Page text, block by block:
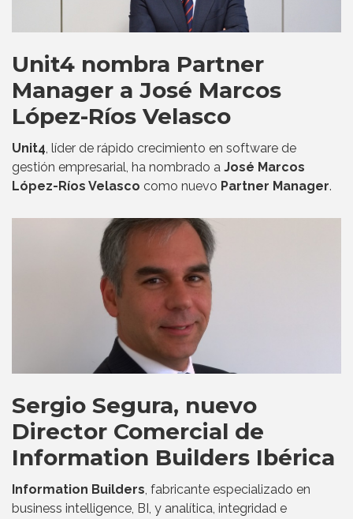
Unit4 nombra Partner
Manager a José Marcos
López-Ríos Velasco
Unit4, líder de rápido crecimiento en software de
gestión empresarial, ha nombrado a José Marcos
López-Ríos Velasco como nuevo Partner Manager.
Sergio Segura, nuevo
Director Comercial de
Information Builders Ibérica
Information Builders, fabricante especializado en
business intelligence, BI, y analítica, integridad e